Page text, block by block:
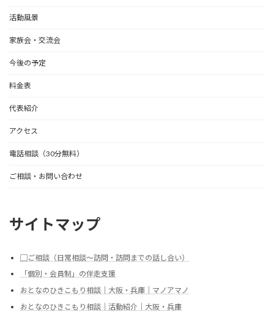
活動風景
家族会・交流会
今後の予定
料金表
代表紹介
アクセス
電話相談（30分無料）
ご相談・お問い合わせ
サイトマップ
▢ご相談（日常相談～訪問・訪問までの話し合い）
「個別・会員制」の伴走支援
おとなのひきこもり相談｜大阪・兵庫｜マノアマノ
おとなのひきこもり相談｜活動紹介｜大阪・兵庫